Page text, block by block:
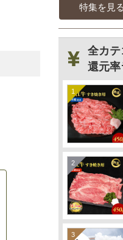
特集を見る
全カ
還元
1
2
3